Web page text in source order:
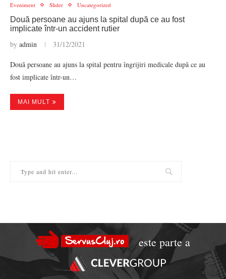
Eveniment Slider Uncategorized
Două persoane au ajuns la spital după ce au fost
implicate într-un accident rutier
by admin 31/12/2021
Două persoane au ajuns la spital pentru îngrijiri medicale după ce au
fost implicate într-un…
MAI MULT
este parte a